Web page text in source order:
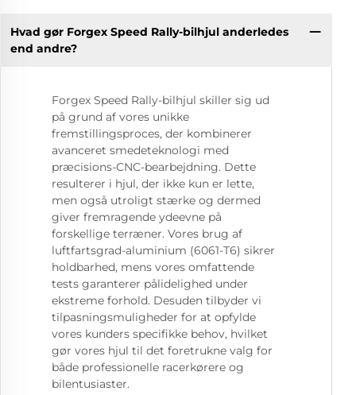
Hvad gør Forgex Speed Rally-bilhjul anderledes
end andre?
Forgex Speed Rally-bilhjul skiller sig ud
på grund af vores unikke
fremstillingsproces, der kombinerer
avanceret smedeteknologi med
præcisions-CNC-bearbejdning. Dette
resulterer i hjul, der ikke kun er lette,
men også utroligt stærke og dermed
giver fremragende ydeevne på
forskellige terræner. Vores brug af
luftfartsgrad-aluminium (6061-T6) sikrer
holdbarhed, mens vores omfattende
tests garanterer pålidelighed under
ekstreme forhold. Desuden tilbyder vi
tilpasningsmuligheder for at opfylde
vores kunders specifikke behov, hvilket
gør vores hjul til det foretrukne valg for
både professionelle racerkørere og
bilentusiaster.